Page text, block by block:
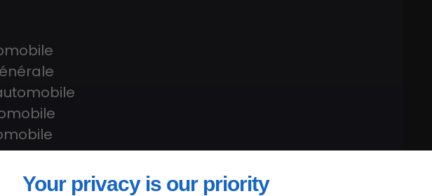
Your privacy is our priority